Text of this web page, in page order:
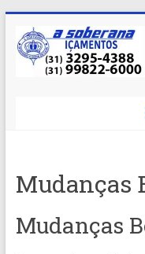
content
A
MELHOR
Mudanças
Mudanças